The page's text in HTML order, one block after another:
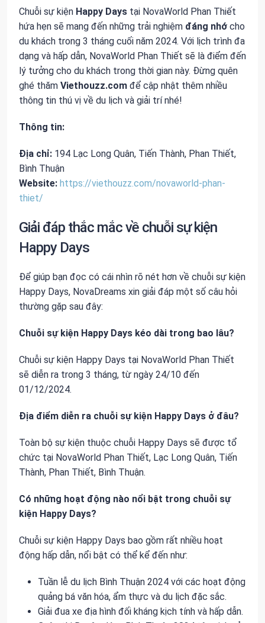
Chuỗi sự kiện Happy Days tại NovaWorld Phan Thiết
hứa hẹn sẽ mang đến những trải nghiệm đáng nhớ cho
du khách trong 3 tháng cuối năm 2024. Với lịch trình đa
dạng và hấp dẫn, NovaWorld Phan Thiết sẽ là điểm đến
lý tưởng cho du khách trong thời gian này. Đừng quên
ghé thăm Viethouzz.com để cập nhật thêm nhiều
thông tin thú vị về du lịch và giải trí nhé!
Thông tin:
Địa chỉ: 194 Lạc Long Quân, Tiến Thành, Phan Thiết,
Bình Thuận
Website: https://viethouzz.com/novaworld-phan-
thiet/
Giải đáp thắc mắc về chuỗi sự kiện
Happy Days
Để giúp bạn đọc có cái nhìn rõ nét hơn về chuỗi sự kiện
Happy Days, NovaDreams xin giải đáp một số câu hỏi
thường gặp sau đây:
Chuỗi sự kiện Happy Days kéo dài trong bao lâu?
Chuỗi sự kiện Happy Days tại NovaWorld Phan Thiết
sẽ diễn ra trong 3 tháng, từ ngày 24/10 đến
01/12/2024.
Địa điểm diễn ra chuỗi sự kiện Happy Days ở đâu?
Toàn bộ sự kiện thuộc chuỗi Happy Days sẽ được tổ
chức tại NovaWorld Phan Thiết, Lạc Long Quân, Tiến
Thành, Phan Thiết, Bình Thuận.
Có những hoạt động nào nổi bật trong chuỗi sự
kiện Happy Days?
Chuỗi sự kiện Happy Days bao gồm rất nhiều hoạt
động hấp dẫn, nổi bật có thể kể đến như:
Tuần lễ du lịch Bình Thuận 2024 với các hoạt động
quảng bá văn hóa, ẩm thực và du lịch đặc sắc.
Giải đua xe địa hình đối kháng kịch tính và hấp dẫn.